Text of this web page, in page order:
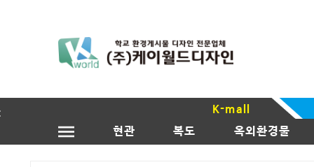
K-mall
현관
복도 옥외환경물